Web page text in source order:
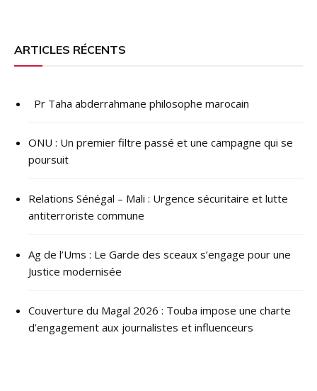
ARTICLES RÉCENTS
Pr Taha abderrahmane philosophe marocain
ONU : ​Un premier filtre passé et une campagne qui se
poursuit
Relations Sénégal – Mali : Urgence sécuritaire et lutte
antiterroriste commune
Ag de l’Ums : Le Garde des sceaux s’engage pour une
Justice modernisée
Couverture du Magal 2026 : Touba impose une charte
d’engagement aux journalistes et influenceurs